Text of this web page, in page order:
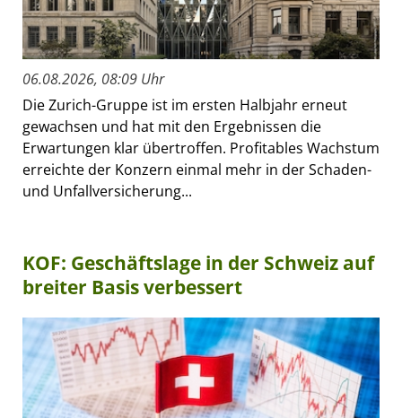
06.08.2026, 08:09 Uhr
Die Zurich-Gruppe ist im ersten Halbjahr erneut
gewachsen und hat mit den Ergebnissen die
Erwartungen klar übertroffen. Profitables Wachstum
erreichte der Konzern einmal mehr in der Schaden-
und Unfallversicherung...
KOF: Geschäftslage in der Schweiz auf
breiter Basis verbessert